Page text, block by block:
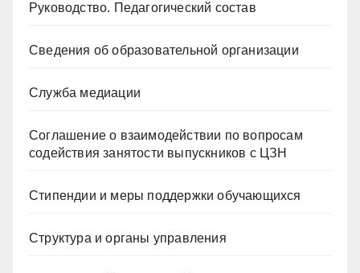
Руководство. Педагогический состав
Сведения об образовательной организации
Служба медиации
Соглашение о взаимодействии по вопросам
содействия занятости выпускников с ЦЗН
Стипендии и меры поддержки обучающихся
Структура и органы управления